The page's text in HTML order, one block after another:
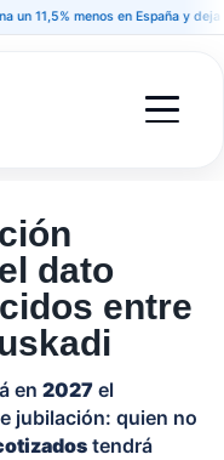
menos en España y deja una
dato
entre
en 2027 el
jubilación: quien no
tendrá